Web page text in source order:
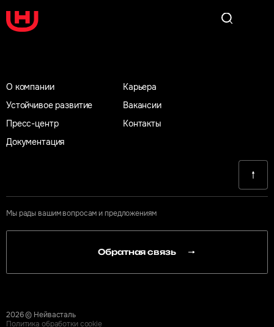
О компании
Карьера
Устойчивое развитие
Вакансии
Пресс-центр
Контакты
Документация
Мы рады вашим вопросам и предложениям
Обратная связь
2026© Нейвасталь
Политика обработки cookie